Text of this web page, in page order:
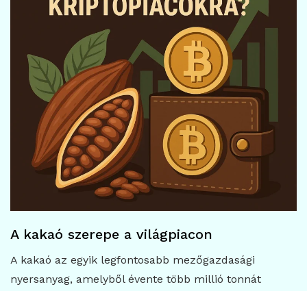
A kakaó szerepe a világpiacon
A kakaó az egyik legfontosabb mezőgazdasági
nyersanyag, amelyből évente több millió tonnát